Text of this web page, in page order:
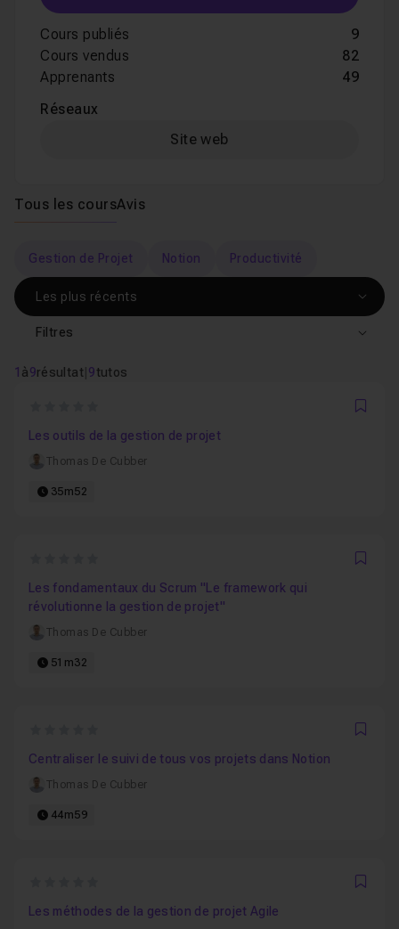
Cours publiés
9
Cours vendus
82
Apprenants
49
Réseaux
Site web
Tous les coursAvis
Gestion de Projet Notion Productivité
1 à9résultat| 9tutos
Filtres
Les outils de la gestion de projet
Thomas De Cubber
35m52
Les fondamentaux du Scrum "Le framework qui
révolutionne la gestion de projet"
Thomas De Cubber
51m32
Centraliser le suivi de tous vos projets dans Notion
Thomas De Cubber
44m59
Les méthodes de la gestion de projet Agile